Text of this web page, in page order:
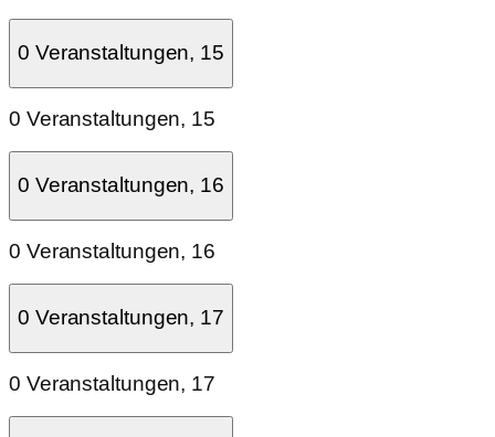
0 Veranstaltungen, 15
0 Veranstaltungen, 15
0 Veranstaltungen, 16
0 Veranstaltungen, 16
0 Veranstaltungen, 17
0 Veranstaltungen, 17